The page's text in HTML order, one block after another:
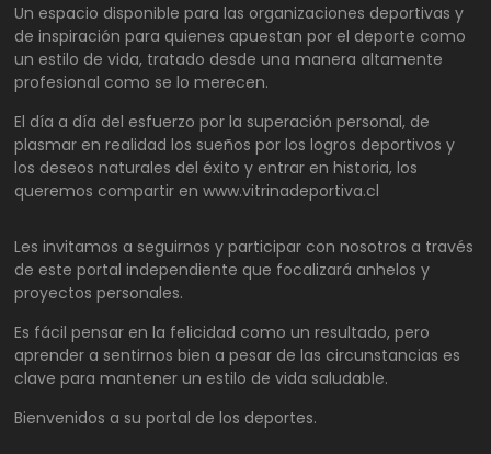
Un espacio disponible para las organizaciones deportivas y
de inspiración para quienes apuestan por el deporte como
un estilo de vida, tratado desde una manera altamente
profesional como se lo merecen.
El día a día del esfuerzo por la superación personal, de
plasmar en realidad los sueños por los logros deportivos y
los deseos naturales del éxito y entrar en historia, los
queremos compartir en www.vitrinadeportiva.cl
Les invitamos a seguirnos y participar con nosotros a través
de este portal independiente que focalizará anhelos y
proyectos personales.
Es fácil pensar en la felicidad como un resultado, pero
aprender a sentirnos bien a pesar de las circunstancias es
clave para mantener un estilo de vida saludable.
Bienvenidos a su portal de los deportes.